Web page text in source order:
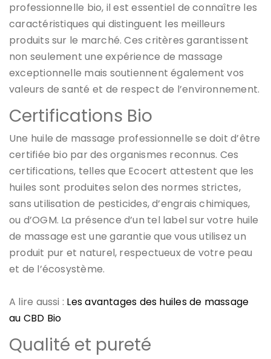
professionnelle bio, il est essentiel de connaître les
caractéristiques qui distinguent les meilleurs
produits sur le marché. Ces critères garantissent
non seulement une expérience de massage
exceptionnelle mais soutiennent également vos
valeurs de santé et de respect de l’environnement.
Certifications Bio
Une huile de massage professionnelle se doit d’être
certifiée bio par des organismes reconnus. Ces
certifications, telles que Ecocert attestent que les
huiles sont produites selon des normes strictes,
sans utilisation de pesticides, d’engrais chimiques,
ou d’OGM. La présence d’un tel label sur votre huile
de massage est une garantie que vous utilisez un
produit pur et naturel, respectueux de votre peau
et de l’écosystème.
A lire aussi : Les avantages des huiles de massage
au CBD Bio
Qualité et pureté